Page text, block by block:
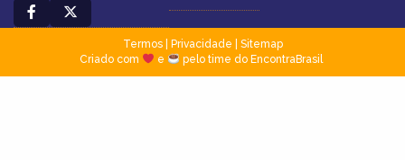
Termos| Privacidade
Sitemap
Criado com
e pelo time do EncontraBrasil